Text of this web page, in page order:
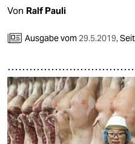
Von Ralf Pauli
Ausgabe vom 29.5.2019,